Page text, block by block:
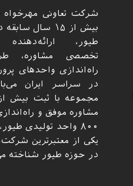
شرکت تعاونی
بیش از ۱۵ سال
طیور،
تخصصی مشاوره،
راه‌اندازی واحدهای
در سراسر ایران
مشاوره موفق و
۸۰۰ واحد تولیدی
یکی از معتبرترین
در حوزه طیور شناخته